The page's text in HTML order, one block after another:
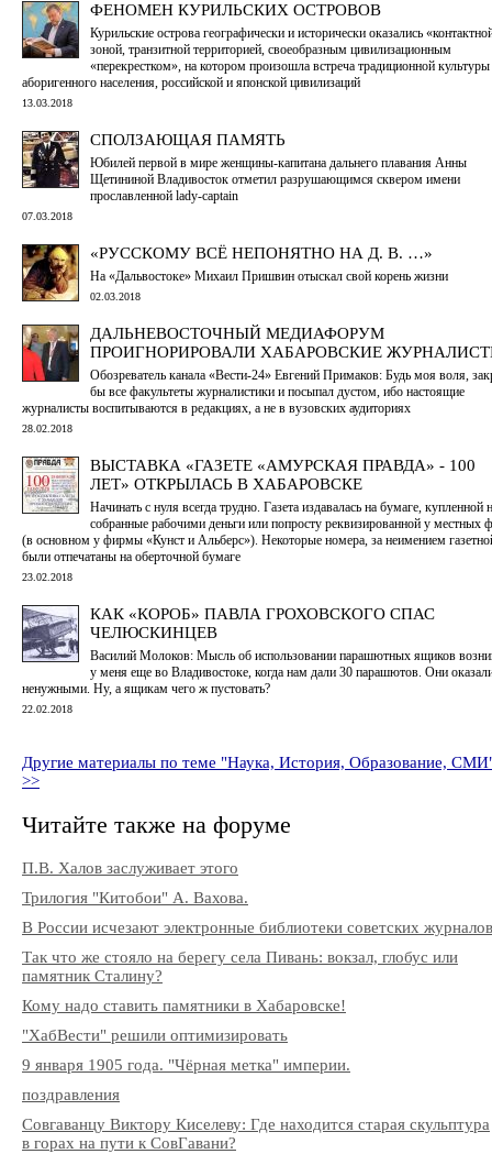
ФЕНОМЕН КУРИЛЬСКИХ ОСТРОВОВ
Курильские острова географически и исторически оказались
зоной, транзитной территорией, своеобразным цивилизационным
«перекрестком», на котором произошла встреча традиционной культуры
аборигенного населения, российской и японской цивилизаций
13.03.2018
СПОЛЗАЮЩАЯ ПАМЯТЬ
Юбилей первой в мире женщины-капитана дальнего плавания Анны
Щетининой Владивосток отметил разрушающимся сквером имени
прославленной lady-captain
07.03.2018
«РУССКОМУ ВСЁ НЕПОНЯТНО НА Д. В. …»
На «Дальвостоке» Михаил Пришвин отыскал свой корень жизни
02.03.2018
ДАЛЬНЕВОСТОЧНЫЙ МЕДИАФОРУМ
ПРОИГНОРИРОВАЛИ ХАБАРОВСКИЕ
Обозреватель канала «Вести-24» Евгений Примаков: Будь моя воля,
бы все факультеты журналистики и посыпал дустом, ибо настоящие
журналисты воспитываются в редакциях, а не в вузовских аудиториях
28.02.2018
ВЫСТАВКА «ГАЗЕТЕ «АМУРСКАЯ ПРАВДА» - 100
ЛЕТ» ОТКРЫЛАСЬ В ХАБАРОВСКЕ
Начинать с нуля всегда трудно. Газета издавалась на бумаге, купленной
собранные рабочими деньги или попросту реквизированной у местных
(в основном у фирмы «Кунст и Альберс»). Некоторые номера, за неимением
были отпечатаны на оберточной бумаге
23.02.2018
КАК «КОРОБ» ПАВЛА ГРОХОВСКОГО СПАС
ЧЕЛЮСКИНЦЕВ
Василий Молоков: Мысль об использовании парашютных ящиков
у меня еще во Владивостоке, когда нам дали 30 парашютов. Они
ненужными. Ну, а ящикам чего ж пустовать?
22.02.2018
Другие материалы по теме "Наука, История, Образование,
>>
Читайте также на форуме
П.В. Халов заслуживает этого
Трилогия "Китобои" А. Вахова.
В России исчезают электронные библиотеки советских журналов
Так что же стояло на берегу села Пивань: вокзал, глобус или
памятник Сталину?
Кому надо ставить памятники в Хабаровске!
"ХабВести" решили оптимизировать
9 января 1905 года. "Чёрная метка" империи.
поздравления
Совгаванцу Виктору Киселеву: Где находится старая скульптура
в горах на пути к СовГавани?